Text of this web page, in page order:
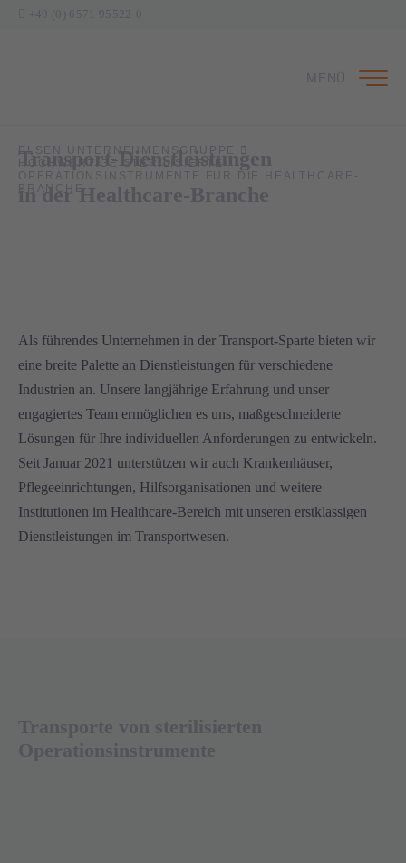
MENÜ
ELSEN UNTERNEHMENSGRUPPE
HOCHWERTIGE STERILISIERTE
OPERATIONSINSTRUMENTE FÜR DIE HEALTHCARE-
BRANCHE
Transport-Dienstleistungen
in der Healthcare-Branche
Als führendes Unternehmen in der Transport-Sparte bieten wir
eine breite Palette an Dienstleistungen für verschiedene
Industrien an. Unsere langjährige Erfahrung und unser
engagiertes Team ermöglichen es uns, maßgeschneiderte
Lösungen für Ihre individuellen Anforderungen zu entwickeln.
Seit Januar 2021 unterstützen wir auch Krankenhäuser,
Pflegeeinrichtungen, Hilfsorganisationen und weitere
Institutionen im Healthcare-Bereich mit unseren erstklassigen
Dienstleistungen im Transportwesen.